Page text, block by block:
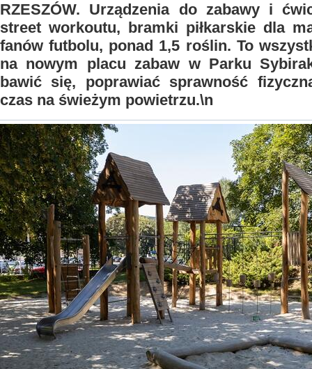
RZESZÓW. Urządzenia do zabawy i
street workoutu, bramki piłkarskie dla
fanów futbolu, ponad 1,5 roślin. To
na nowym placu zabaw w Parku
bawić się, poprawiać sprawność
czas na świeżym powietrzu.\n